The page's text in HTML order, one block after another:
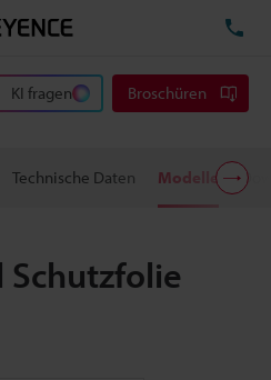
KI fragen Broschüren
Technische Daten Modelle
Schutzfolie